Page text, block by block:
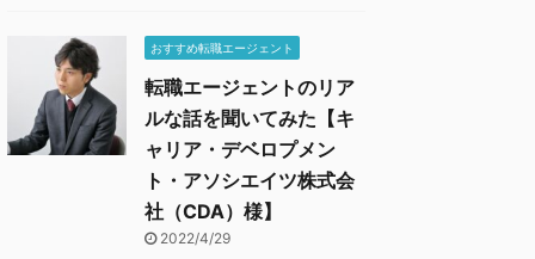
おすすめ転職エージェント
転職エージェントのリア
ルな話を聞いてみた【キ
ャリア・デベロプメン
ト・アソシエイツ株式会
社（CDA）様】
2022/4/29